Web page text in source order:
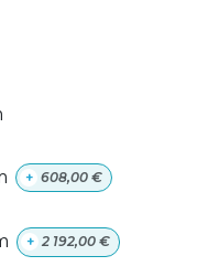
+ 608,00 €
+ 2 192,00 €